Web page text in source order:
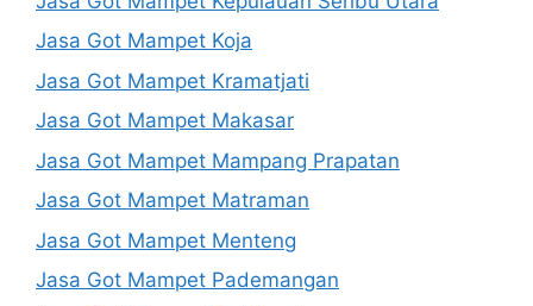
Jasa Got Mampet Koja
Jasa Got Mampet Kramatjati
Jasa Got Mampet Makasar
Jasa Got Mampet Mampang Prapatan
Jasa Got Mampet Matraman
Jasa Got Mampet Menteng
Jasa Got Mampet Pademangan